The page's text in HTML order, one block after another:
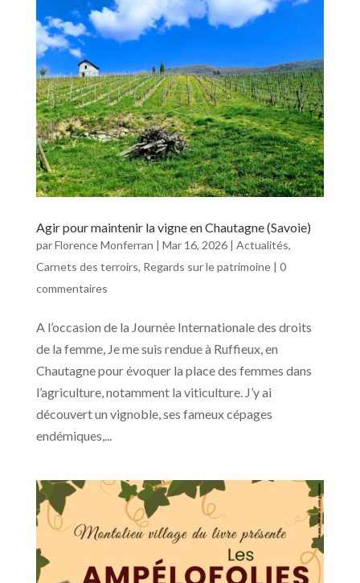
Agir pour maintenir la vigne en Chautagne (Savoie)
parFlorence Monferran | Mar 16, 2026| Actualités,
Carnets des terroirs, Regards sur le patrimoine| 0
commentaires
A l’occasion de la Journée Internationale des droits
de la femme, Je me suis rendue à Ruffieux, en
Chautagne pour évoquer la place des femmes dans
l’agriculture, notamment la viticulture. J’y ai
découvert un vignoble, ses fameux cépages
endémiques,...